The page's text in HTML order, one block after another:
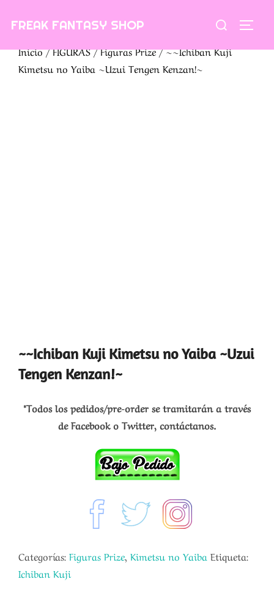
FREAK FANTASY SHOP Buscar:
Inicio/FIGURAS/Figuras Prize/ ~~Ichiban Kuji
Kimetsu no Yaiba ~Uzui Tengen Kenzan!~
~~Ichiban Kuji Kimetsu no Yaiba ~Uzui
Tengen Kenzan!~
*Todos los pedidos/pre-order se tramitarán a través
de Facebook o Twitter, contáctanos.
Categorías: Figuras Prize, Kimetsu no Yaiba Etiqueta:
Ichiban Kuji